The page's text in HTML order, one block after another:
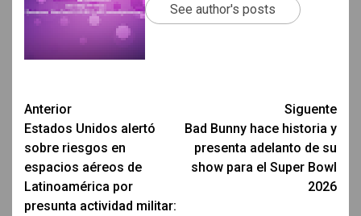
See author's posts
Post
navigation
Anterior
Estados Unidos alertó
sobre riesgos en
espacios aéreos de
Latinoamérica por
presunta actividad militar:
Siguente
Bad Bunny hace historia y
presenta adelanto de su
show para el Super Bowl
2026